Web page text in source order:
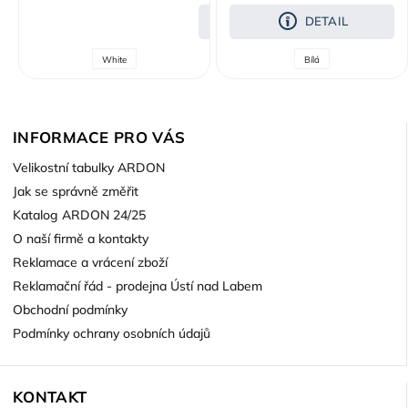
DETAIL
White
DETAIL
Bílá
INFORMACE PRO VÁS
Velikostní tabulky ARDON
Jak se správně změřit
Katalog ARDON 24/25
O naší firmě a kontakty
Reklamace a vrácení zboží
Reklamační řád - prodejna Ústí nad Labem
Obchodní podmínky
Podmínky ochrany osobních údajů
KONTAKT